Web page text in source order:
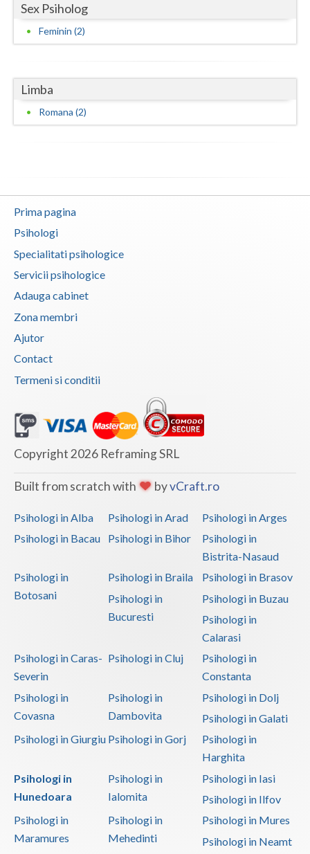
Sex Psiholog
Feminin (2)
Limba
Romana (2)
Prima pagina
Psihologi
Specialitati psihologice
Servicii psihologice
Adauga cabinet
Zona membri
Ajutor
Contact
Termeni si conditii
Copyright 2026 Reframing SRL
Built from scratch with byvCraft.ro
Psihologi in Alba Psihologi in Arad
Psihologi in Arges
Psihologi in Bacau
Psihologi in Bihor
Psihologi in
Bistrita-Nasaud
Psihologi in
Botosani
Psihologi in Braila
Psihologi in Brasov
Psihologi in
Bucuresti
Psihologi in Buzau
Psihologi in
Calarasi
Psihologi in Caras-
Severin
Psihologi in Cluj
Psihologi in
Constanta
Psihologi in
Covasna
Psihologi in
Dambovita
Psihologi in Dolj
Psihologi in Galati
Psihologi in Giurgiu Psihologi in Gorj
Psihologi in
Harghita
Psihologi in
Hunedoara
Psihologi in
Ialomita
Psihologi in Iasi
Psihologi in Ilfov
Psihologi in
Maramures
Psihologi in
Mehedinti
Psihologi in Mures
Psihologi in Neamt